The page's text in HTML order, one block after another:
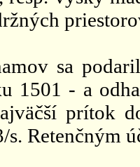
sa
1501 - a
prítok
s. Retenčným